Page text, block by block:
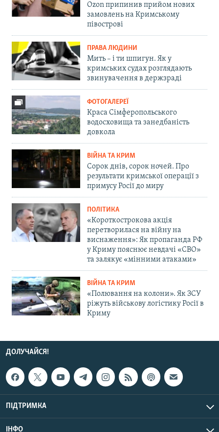
Ozon припинив прийом нових
замовлень на Кримському
півострові
ПРАВА ЛЮДИНИ
Мить – і ти шпигун. Як у
кримських судах розглядають
звинувачення в держзраді
ФОТОГАЛЕРЕЇ
Краса Сімферопольського
водосховища та занедбаність
довкола
ВІЙНА ТА КРИМ
Сорок днів, сорок ночей. Про
результати кримської операції з
примусу Росії до миру
ПОЛІТИКА
«Короткострокова акція
перетворилася на війну на
виснаження»: Як пропаганда РФ
у Криму пояснює невдачі «СВО»
та залякує «мінними атаками»
ВІЙНА ТА КРИМ
«Полювання на колони». Як ЗСУ
ріжуть військову логістику Росії в
Криму
ДОЛУЧАЙСЯ!
ПІДТРИМКА
ІНФО